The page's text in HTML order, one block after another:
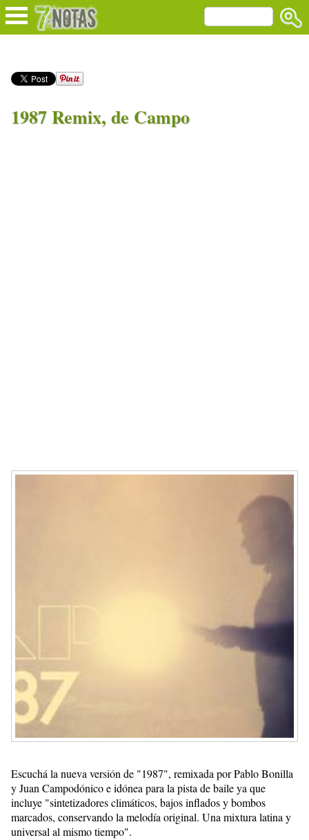
1987 Remix, de Campo
Escuchá la nueva versión de "1987", remixada por Pablo Bonilla
y Juan Campodónico e idónea para la pista de baile ya que
incluye "sintetizadores climáticos, bajos inflados y bombos
marcados, conservando la melodía original. Una mixtura latina y
universal al mismo tiempo".